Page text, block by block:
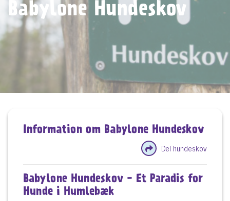
Babylone Hundeskov
Information om Babylone Hundeskov
Del hundeskov
Babylone Hundeskov - Et Paradis for
Hunde i Humlebæk